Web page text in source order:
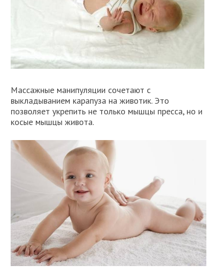
Массажные манипуляции сочетают с
выкладыванием карапуза на животик. Это
позволяет укрепить не только мышцы пресса, но и
косые мышцы живота.